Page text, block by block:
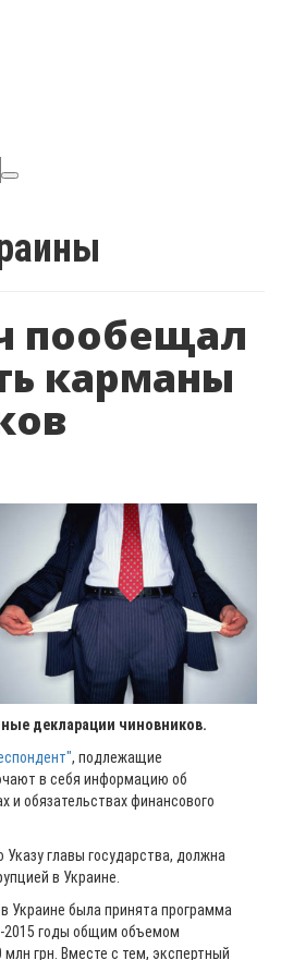
пообещал
карманы
декларации чиновников.
, подлежащие
в себя информацию об
и обязательствах финансового
главы государства, должна
в Украине.
Украине была принята программа
2015 годы общим объемом
грн. Вместе с тем, экспертный